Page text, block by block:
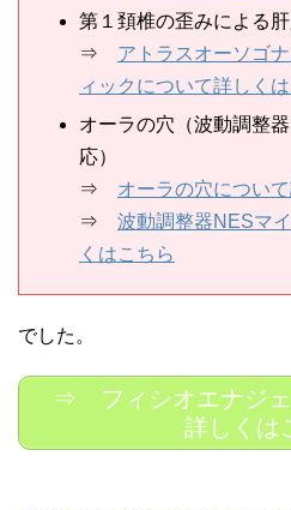
第１頚椎の歪みによる
⇒ アトラスオーソゴ
ィックについて詳しく
オーラの穴（波動調整
応）
⇒ オーラの穴につい
⇒ 波動調整器NESマ
くはこちら
でした。
⇒ フィシオエナジェ
詳しくは